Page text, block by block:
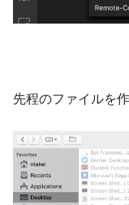
先程のファイルを